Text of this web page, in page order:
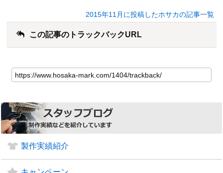
2015年11月に投稿したホサカの記事一覧
この記事のトラックバックURL
製作実績紹介